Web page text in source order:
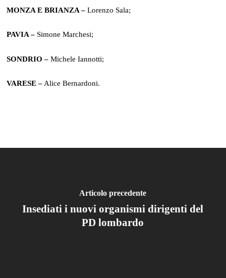
MONZA E BRIANZA – Lorenzo Sala;
PAVIA – Simone Marchesi;
SONDRIO – Michele Iannotti;
VARESE – Alice Bernardoni.
Articolo precedente
Insediati i nuovi organismi dirigenti del
PD lombardo